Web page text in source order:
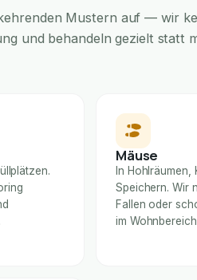
Mustern auf — wir
und behandeln gezielt statt
Mäuse
In
Speichern. Wir
Fallen oder
im